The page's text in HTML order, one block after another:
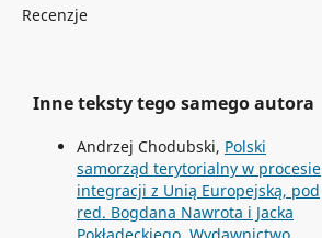
Recenzje
Inne teksty tego samego autora
Andrzej Chodubski, Polski
samorząd terytorialny w procesie
integracji z Unią Europejską, pod
red. Bogdana Nawrota i Jacka
Pokładeckiego, Wydawnictwo